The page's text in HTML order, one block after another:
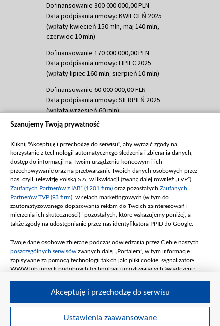
Dofinansowanie 300 000 000,00 PLN
Data podpisania umowy: KWIECIEŃ 2025
(wpłaty kwiecień 150 mln, maj 140 mln,
czerwiec 10 mln)
Dofinansowanie 170 000 000,00 PLN
Data podpisania umowy: LIPIEC 2025
(wpłaty lipiec 160 mln, sierpień 10 mln)
Dofinansowanie 60 000 000,00 PLN
Data podpisania umowy: SIERPIEŃ 2025
(wpłata wrzesień 60 mln)
Dofinansowanie 635 783 051,21 PLN
(wpłata wrzesień 100 mln, październik 350
mln, listopad 265 mln)
Dofinansowanie 48 862 000,00 PLN
Data podpisania umowy: GRUDZIEŃ 2025
(wpłata grudzień 60,548 mln)
Dofinansowanie 900 000 000,00 PLN
Data podpisania umowy: LUTY 2026 (wpłata
kwiecień 180 mln, 7 maja 180 mln, 8
czerwca 90 mln)
Dofinansowanie 250 000 000,00 PLN
4 sierpnia 250 mln
Szanujemy Twoją prywatność
Kliknij "Akceptuję i przechodzę do serwisu", aby wyrazić zgody na
korzystanie z technologii automatycznego śledzenia i zbierania danych,
dostęp do informacji na Twoim urządzeniu końcowym i ich
przechowywanie oraz na przetwarzanie Twoich danych osobowych przez
nas, czyli Telewizję Polską S.A. w likwidacji (zwaną dalej również „TVP”),
Zaufanych Partnerów z IAB* (1201 firm) oraz pozostałych Zaufanych
Partnerów TVP (93 firm) , w celach marketingowych (w tym do
zautomatyzowanego dopasowania reklam do Twoich zainteresowań i
mierzenia ich skuteczności) i pozostałych, które wskazujemy poniżej, a
także zgody na udostępnianie przez nas identyfikatora PPID do Google.
Twoje dane osobowe zbierane podczas odwiedzania przez Ciebie naszych
poszczególnych serwisów zwanych dalej „Portalem”, w tym informacje
zapisywane za pomocą technologii takich jak: pliki cookie, sygnalizatory
WWW lub innych podobnych technologii umożliwiających świadczenie
Twoje dane osobowe zbierane podczas odwiedzania przez Ciebie
Ustawienia zaawansowane
Akceptuję i przechodzę do serwisu